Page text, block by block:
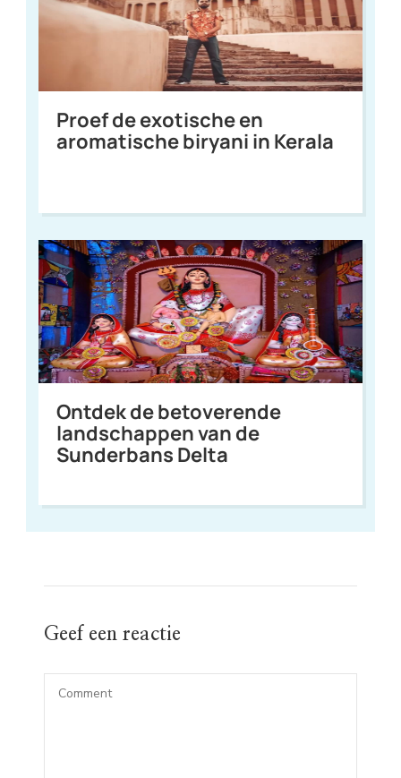
Proef de exotische en
aromatische biryani in Kerala
Ontdek de betoverende
landschappen van de
Sunderbans Delta
Geef een reactie